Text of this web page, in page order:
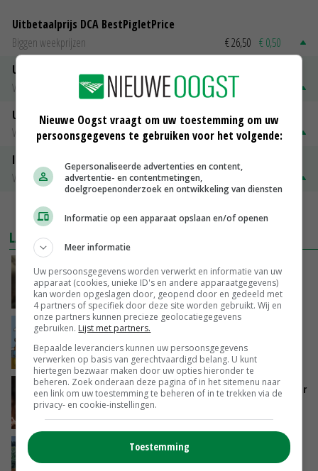
Uitbetaalprijs DCA BestPigletPrice
Biggen weekprijzen
€ 26,50 € 0,50
Uitbetaalprijs Compaxo
Vleesvarkens
Uitbetaalprijs Van Rooi Meat
Vleesvarkens
€ 1,25 € 0,10
ISN prijs Frankrijk
Vleesvarkens
LAATSTE NIEUWS
‘Samenwerking A-ware en Amalthea gaat
zorgen voor meer balans’
GISTEREN, 16:01
Internationale vraag naar geitenzuivel blijft
groot: Nederland in Europese top
GISTEREN, 15:33
Vlaamse varkensstapel krimpt, pluimveesector
groeit door schaalvergroting
GISTEREN, 15:20
‘Cijfer jezelf niet weg en doe vooral ook waar
je gelukkig van wordt’
Nieuwe Oogst vraagt om uw toestemming om uw
persoonsgegevens te gebruiken voor het volgende:
Gepersonaliseerde advertenties en content,
advertentie- en contentmetingen,
doelgroepenonderzoek en ontwikkeling van diensten
Informatie op een apparaat opslaan en/of openen
Meer informatie
Uw persoonsgegevens worden verwerkt en informatie van uw
apparaat (cookies, unieke ID's en andere apparaatgegevens)
kan worden opgeslagen door, geopend door en gedeeld met
4 partners of specifiek door deze site worden gebruikt. Wij en
onze partners kunnen precieze geolocatiegegevens
gebruiken. Lijst met partners.
Bepaalde leveranciers kunnen uw persoonsgegevens
verwerken op basis van gerechtvaardigd belang. U kunt
hiertegen bezwaar maken door uw opties hieronder te
beheren. Zoek onderaan deze pagina of in het sitemenu naar
een link om uw toestemming te beheren of in te trekken via de
privacy- en cookie-instellingen.
Toestemming